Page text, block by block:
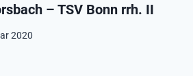
– TSV Bonn rrh. II
2020